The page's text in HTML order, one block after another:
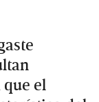
que el